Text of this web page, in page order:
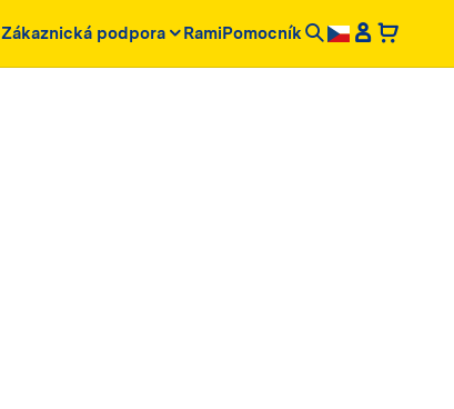
Zákaznická podpora RamiPomocník